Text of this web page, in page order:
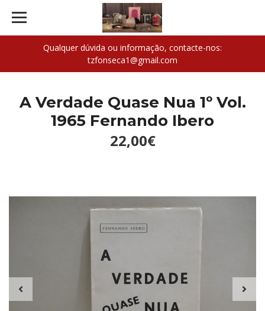
Qualquer dúvida ou informação, contacte-nos:
tzfonseca1@gmail.com
A Verdade Quase Nua 1º Vol.
1965 Fernando Ibero
22,00€